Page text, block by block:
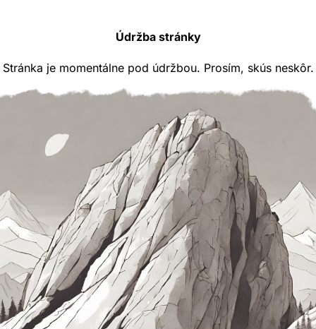
Údržba stránky
Stránka je momentálne pod údržbou. Prosím, skús neskôr.